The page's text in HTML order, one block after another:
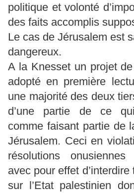
politique et volonté
des faits accomplis
Le cas de Jérusalem est
dangereux.
A la Knesset un projet
adopté en première
une majorité des deux
d’une partie de ce
comme faisant partie de
Jérusalem. Ceci en
résolutions
avec pour effet
sur l’Etat palestinien